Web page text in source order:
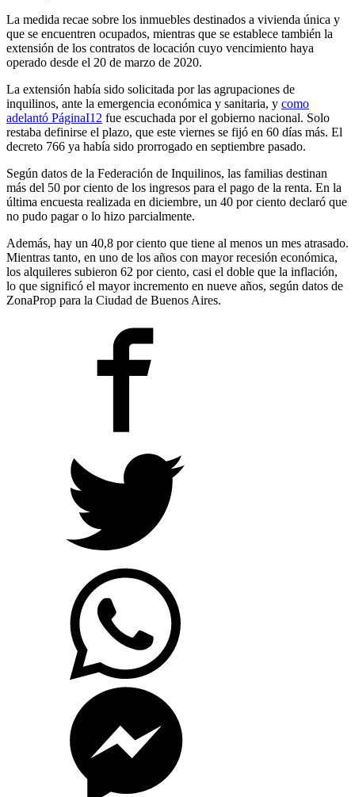
La medida recae sobre los inmuebles destinados a vivienda única y
que se encuentren ocupados, mientras que se establece también la
extensión de los contratos de locación cuyo vencimiento haya
operado desde el 20 de marzo de 2020.
La extensión había sido solicitada por las agrupaciones de
inquilinos, ante la emergencia económica y sanitaria, y como
adelantó PáginaI12 fue escuchada por el gobierno nacional. Solo
restaba definirse el plazo, que este viernes se fijó en 60 días más. El
decreto 766 ya había sido prorrogado en septiembre pasado.
Según datos de la Federación de Inquilinos, las familias destinan
más del 50 por ciento de los ingresos para el pago de la renta. En la
última encuesta realizada en diciembre, un 40 por ciento declaró que
no pudo pagar o lo hizo parcialmente.
Además, hay un 40,8 por ciento que tiene al menos un mes atrasado.
Mientras tanto, en uno de los años con mayor recesión económica,
los alquileres subieron 62 por ciento, casi el doble que la inflación,
lo que significó el mayor incremento en nueve años, según datos de
ZonaProp para la Ciudad de Buenos Aires.